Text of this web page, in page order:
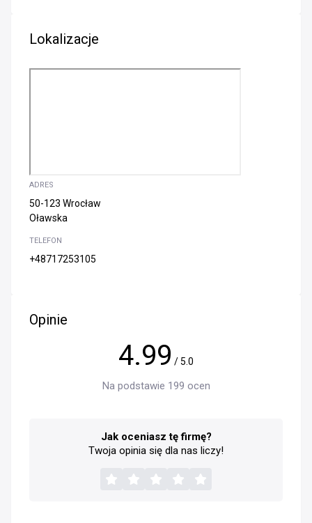
Lokalizacje
ADRES
50-123 Wrocław
Oławska
TELEFON
+48717253105
Opinie
4.99 / 5.0
Na podstawie 199 ocen
Jak oceniasz tę firmę?
Twoja opinia się dla nas liczy!